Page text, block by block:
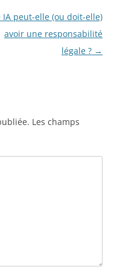
IA peut-elle (ou doit-elle)
avoir une responsabilité
légale ? →
Les champs